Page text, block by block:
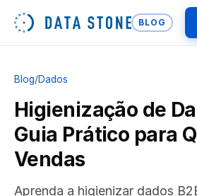
BLOG
Blog/Dados
Higienização de
Guia Prático para
Vendas
Aprenda a higienizar dados